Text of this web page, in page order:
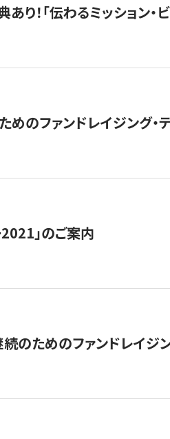
あり！「伝わるミッショ
ためのファンドレイジング
」のご案内
続のためのファンドレイジ